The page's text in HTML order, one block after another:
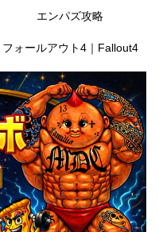
エンパズ攻略
フォールアウト4｜Fallout4